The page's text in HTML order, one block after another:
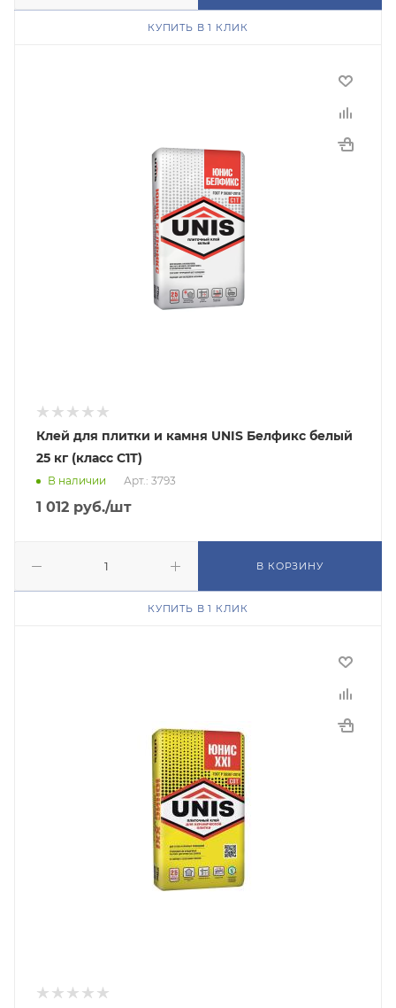
КУПИТЬ В 1 КЛИК
Клей для плитки и камня UNIS Белфикс белый
25 кг (класс С1Т)
В наличии Арт.: 3793
1 012 руб./шт
В КОРЗИНУ
КУПИТЬ В 1 КЛИК